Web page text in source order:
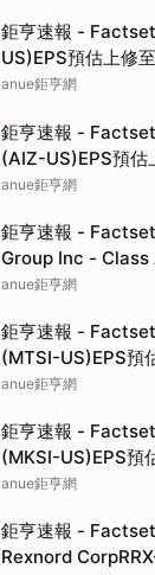
鉅亨速報 -
US)EPS預估上修
184.50元
anue鉅亨網
鉅亨速報 -
(AIZ-US)EPS預估
標價為312.50元
anue鉅亨網
鉅亨速報 -
Group Inc - Class
至2.25元，預估目
anue鉅亨網
鉅亨速報 -
(MTSI-US)EPS預
標價為400.00元
anue鉅亨網
鉅亨速報 -
(MKSI-US)EPS預
標價為420.00元
anue鉅亨網
鉅亨速報 -
Rexnord